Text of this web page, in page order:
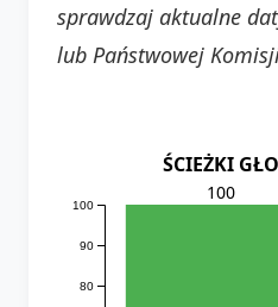
sprawdzaj aktualne
lub Państwowej
ŚCIEŻKI
80
90
100
100